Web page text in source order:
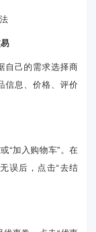
自己的需求选择商
信息、价格、评价
“加入购物车”。在
误后，点击“去结